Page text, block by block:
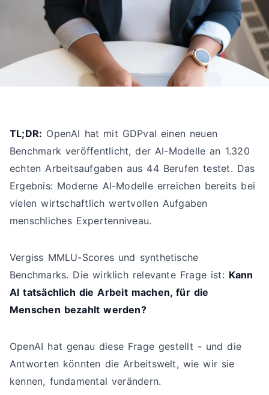
TL;DR: OpenAI hat mit GDPval einen neuen
Benchmark veröffentlicht, der AI-Modelle an 1.320
echten Arbeitsaufgaben aus 44 Berufen testet. Das
Ergebnis: Moderne AI-Modelle erreichen bereits bei
vielen wirtschaftlich wertvollen Aufgaben
menschliches Expertenniveau.
Vergiss MMLU-Scores und synthetische
Benchmarks. Die wirklich relevante Frage ist: Kann
AI tatsächlich die Arbeit machen, für die
Menschen bezahlt werden?
OpenAI hat genau diese Frage gestellt - und die
Antworten könnten die Arbeitswelt, wie wir sie
kennen, fundamental verändern.